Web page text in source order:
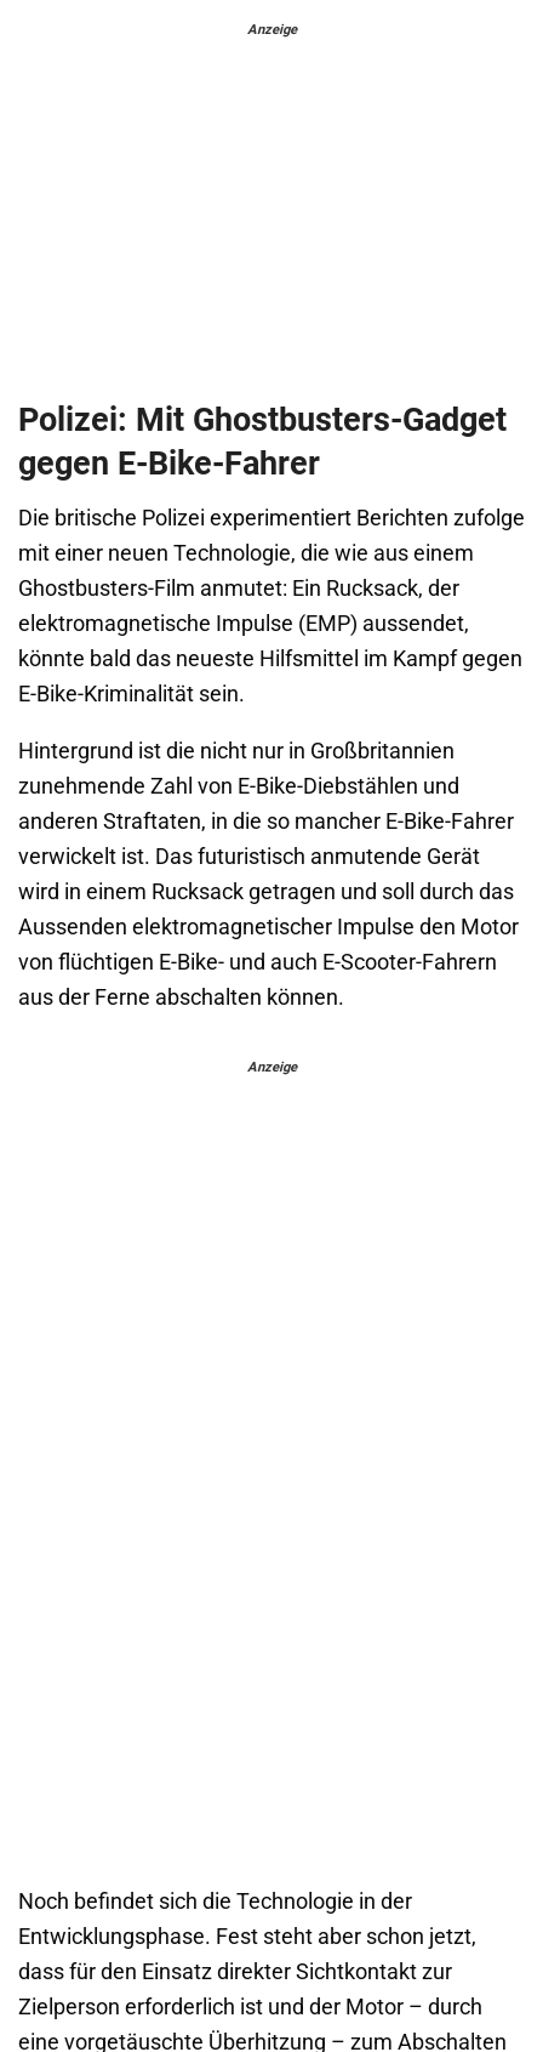
Anzeige
Polizei: Mit Ghostbusters-Gadget
gegen E-Bike-Fahrer
Die britische Polizei experimentiert Berichten zufolge
mit einer neuen Technologie, die wie aus einem
Ghostbusters-Film anmutet: Ein Rucksack, der
elektromagnetische Impulse (EMP) aussendet,
könnte bald das neueste Hilfsmittel im Kampf gegen
E-Bike-Kriminalität sein.
Hintergrund ist die nicht nur in Großbritannien
zunehmende Zahl von E-Bike-Diebstählen und
anderen Straftaten, in die so mancher E-Bike-Fahrer
verwickelt ist. Das futuristisch anmutende Gerät
wird in einem Rucksack getragen und soll durch das
Aussenden elektromagnetischer Impulse den Motor
von flüchtigen E-Bike- und auch E-Scooter-Fahrern
aus der Ferne abschalten können.
Anzeige
Noch befindet sich die Technologie in der
Entwicklungsphase. Fest steht aber schon jetzt,
dass für den Einsatz direkter Sichtkontakt zur
Zielperson erforderlich ist und der Motor – durch
eine vorgetäuschte Überhitzung – zum Abschalten